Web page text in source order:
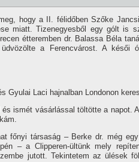
hogy a II. félidőben Szőke
miatt. Tizenegyesből egy gólt is
étteremben dr. Balassa Béla
a Ferencvárost. A késői
Gyulai Laci hajnalban Londonon
ismét vásárlással töltötte a napot.
főnyi társaság – Berke dr. még
– a Clipperen-ültünk mely
jutott. Tekintetem az ülések